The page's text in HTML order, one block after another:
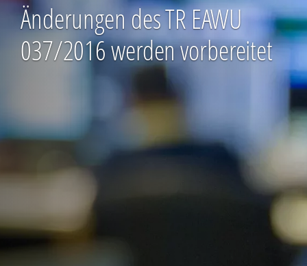
Änderungen des TR EAWU
037/2016 werden vorbereitet